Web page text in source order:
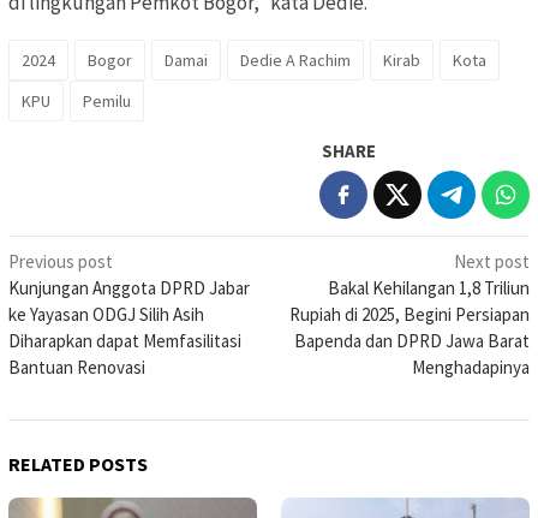
2024 Bogor Damai Dedie A Rachim Kirab
Kota
KPU
Pemilu
SHARE
Post
navigation
Previous post
Kunjungan Anggota DPRD Jabar
ke Yayasan ODGJ Silih Asih
Diharapkan dapat Memfasilitasi
Bantuan Renovasi
Next post
Bakal Kehilangan 1,8 Triliun
Rupiah di 2025, Begini Persiapan
Bapenda dan DPRD Jawa Barat
Menghadapinya
RELATED POSTS